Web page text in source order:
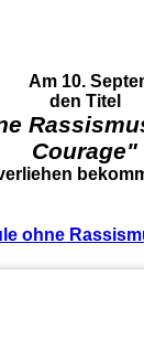
Am 10.
den Titel
Courage"
ohne